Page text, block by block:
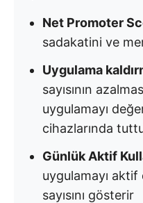
Net Promoter
sadakatini ve
Uygulama
sayısının
uygulamayı
cihazlarında
Günlük Aktif
uygulamayı aktif
sayısını gösterir